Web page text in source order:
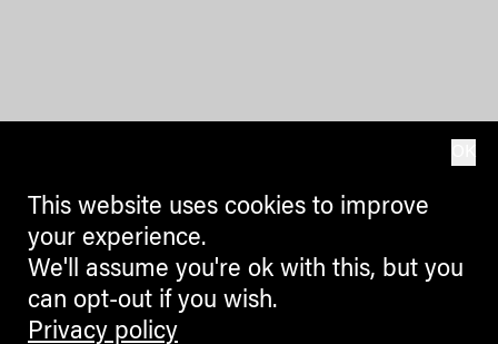
This website uses cookies to improve
your experience.
We'll assume you're ok with this, but you
can opt-out if you wish.
Privacy policy